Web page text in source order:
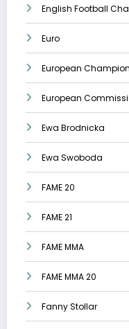
English Football
Euro
European
European
Ewa Brodnicka
Ewa Swoboda
FAME 20
FAME 21
FAME MMA
FAME MMA 20
Fanny Stollar